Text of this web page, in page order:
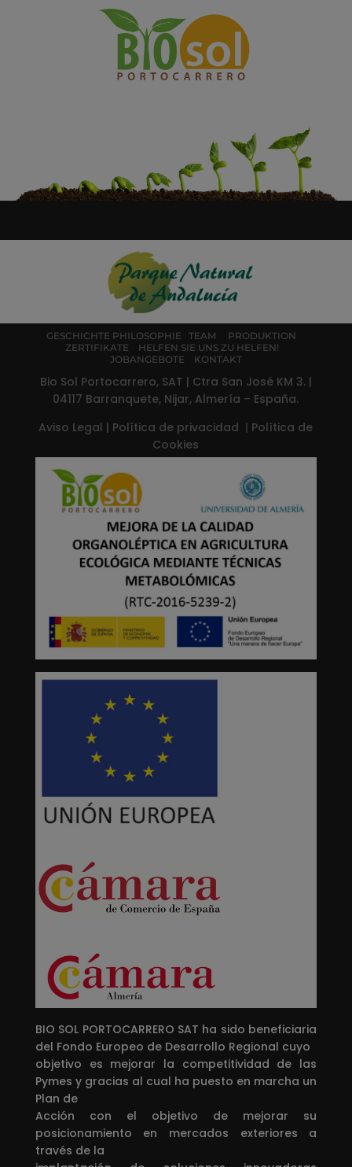
GESCHICHTE PHILOSOPHIE TEAM
PRODUKTION
ZERTIFIKATE
HELFEN SIE UNS ZU HELFEN!
JOBANGEBOTE
KONTAKT
Bio Sol Portocarrero, SAT | Ctra San José KM 3. |
04117 Barranquete, Nijar, Almería – España.
Aviso Legal | Política de privacidad | Política de
Cookies
BIO SOL PORTOCARRERO SAT ha sido beneficiaria
del Fondo Europeo de Desarrollo Regional cuyo
objetivo es mejorar la competitividad de las
Pymes y gracias al cual ha puesto en marcha un
Plan de
Acción con el objetivo de mejorar su
posicionamiento en mercados exteriores a
través de la